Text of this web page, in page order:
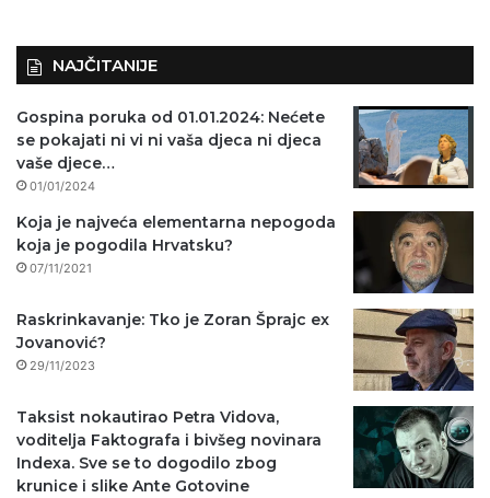
NAJČITANIJE
Gospina poruka od 01.01.2024: Nećete
se pokajati ni vi ni vaša djeca ni djeca
vaše djece…
01/01/2024
Koja je najveća elementarna nepogoda
koja je pogodila Hrvatsku?
07/11/2021
Raskrinkavanje: Tko je Zoran Šprajc ex
Jovanović?
29/11/2023
Taksist nokautirao Petra Vidova,
voditelja Faktografa i bivšeg novinara
Indexa. Sve se to dogodilo zbog
krunice i slike Ante Gotovine